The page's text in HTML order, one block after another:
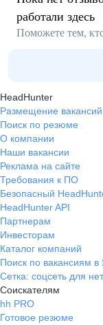
работали здесь
Поможете тем,
HeadHunter
Размещение вакансий
Поиск по резюме
О компании
Наши вакансии
Реклама на сайте
Требования к ПО
Безопасный
HeadHunter API
Партнерам
Инвесторам
Каталог компаний
Поиск по вакансиям в
Сетка: соцсеть для
Соискателям
hh PRO
Готовое резюме